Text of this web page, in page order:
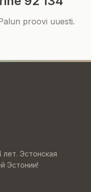
proovi uuesti.
Эстонская
Эстонии!